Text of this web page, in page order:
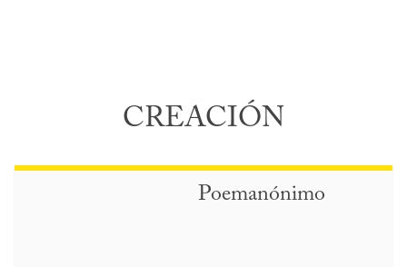
CREACIÓN
Poemanónimo